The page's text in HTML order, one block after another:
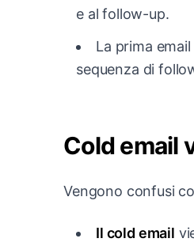
e al follow-up.
La prima
sequenza di
Cold email
Vengono confusi
Il cold email